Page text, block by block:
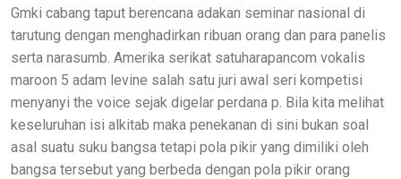
Gmki cabang taput berencana adakan seminar nasional di
tarutung dengan menghadirkan ribuan orang dan para panelis
serta narasumb. Amerika serikat satuharapancom vokalis
maroon 5 adam levine salah satu juri awal seri kompetisi
menyanyi the voice sejak digelar perdana p. Bila kita melihat
keseluruhan isi alkitab maka penekanan di sini bukan soal
asal suatu suku bangsa tetapi pola pikir yang dimiliki oleh
bangsa tersebut yang berbeda dengan pola pikir orang